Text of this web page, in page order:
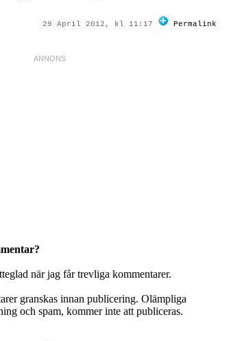
29 April 2012, kl 11:17 Permalink
när jag får trevliga kommentarer.
granskas innan publicering. Olämpliga
och spam, kommer inte att publiceras.